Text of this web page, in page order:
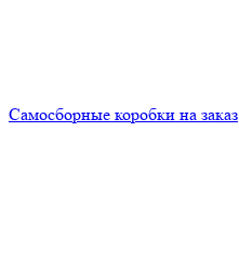
Самосборные коробки на заказ